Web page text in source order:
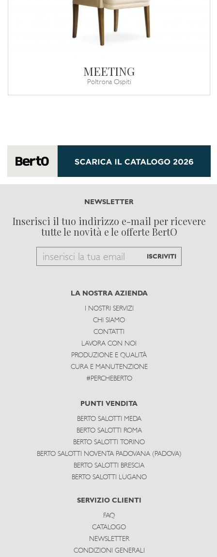
MEETING
Poltrona Ospiti
NEWSLETTER
Inserisci il tuo indirizzo e-mail per ricevere
tutte le novità e le offerte BertO
Email
subscribe
ISCRIVITI
LA NOSTRA AZIENDA
I NOSTRI SERVIZI
CHI SIAMO
CONTATTI
LAVORA CON NOI
PRODUZIONE E QUALITÀ
CURA E MANUTENZIONE
#PERCHEBERTO
PUNTI VENDITA
BERTO SALOTTI MEDA
BERTO SALOTTI ROMA
BERTO SALOTTI TORINO
BERTO SALOTTI NOVENTA PADOVANA (PADOVA)
BERTO SALOTTI BRESCIA
BERTO SALOTTI LUGANO
SERVIZIO CLIENTI
FAQ
CATALOGO
NEWSLETTER
CONDIZIONI GENERALI